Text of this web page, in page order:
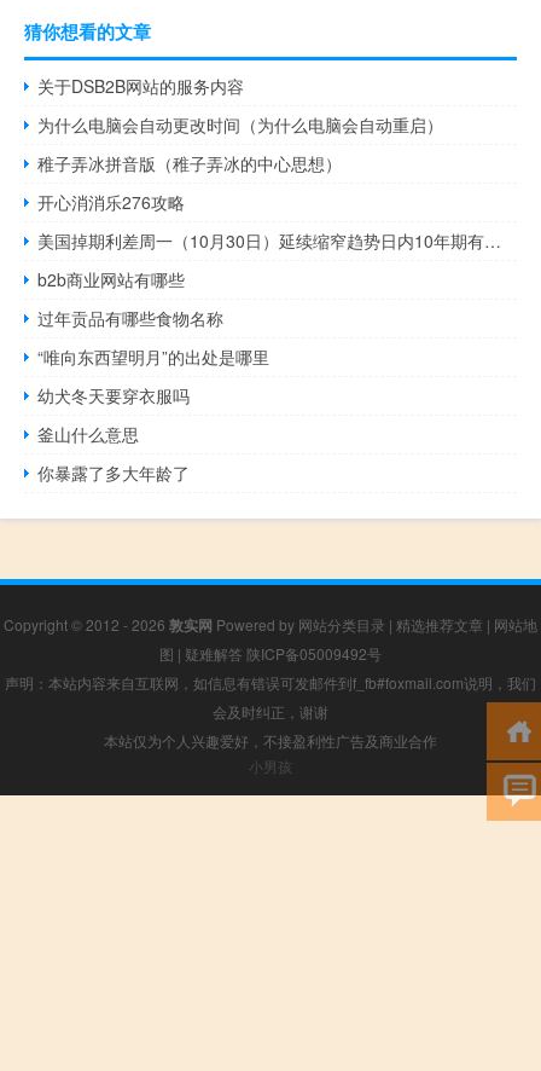
猜你想看的文章
关于DSB2B网站的服务内容
为什么电脑会自动更改时间（为什么电脑会自动重启）
稚子弄冰拼音版（稚子弄冰的中心思想）
开心消消乐276攻略
美国掉期利差周一（10月30日）延续缩窄趋势日内10年期有担保隔夜融资利率（SOFR）一度跌至2020年10月以来新低水平
b2b商业网站有哪些
过年贡品有哪些食物名称
“唯向东西望明月”的出处是哪里
幼犬冬天要穿衣服吗
釜山什么意思
你暴露了多大年龄了
Copyright © 2012 - 2026 敦实网 Powered by 网站分类目录 | 精选推荐文章 | 网站地
图 | 疑难解答 陕ICP备05009492号
声明：本站内容来自互联网，如信息有错误可发邮件到f_fb#foxmail.com说明，我们
会及时纠正，谢谢
本站仅为个人兴趣爱好，不接盈利性广告及商业合作
小男孩